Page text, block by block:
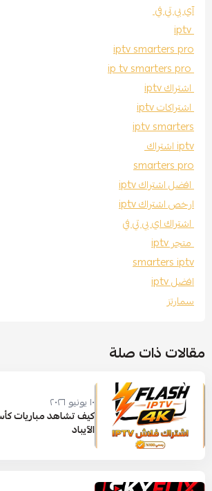
آي بي تي في
iptv
iptv smarters pro
ip tv smarters pro
اشتراك iptv
اشتراكات iptv
iptv smarters
iptv اشتراك
smarters pro
افضل اشتراك iptv
ارخص اشتراك iptv
اشتراك اي بي تي في
متجر iptv
smarters iptv
افضل iptv
سمارتز
مقالات ذات صلة
١٠ يونيو ٢٠٢٦
الآيباد